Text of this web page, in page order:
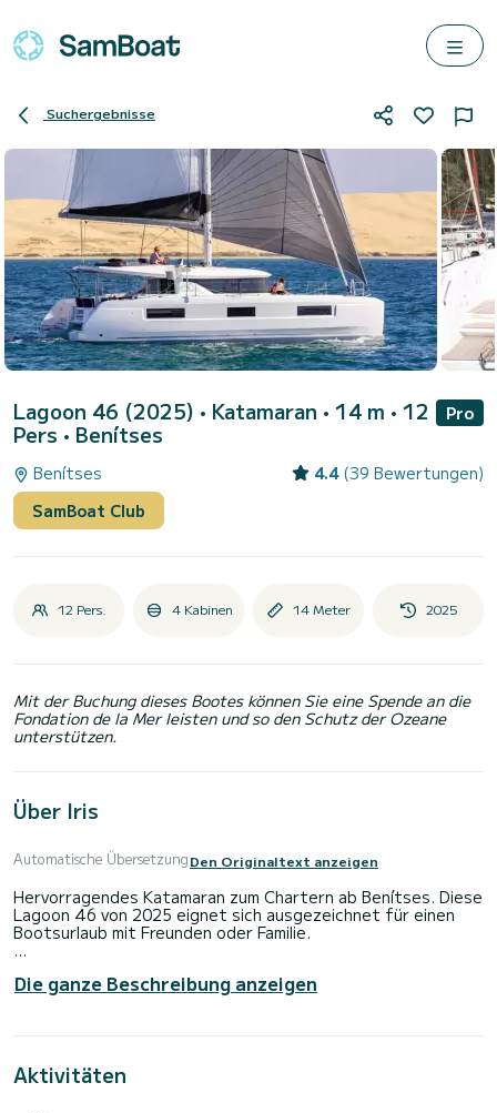
Suchergebnisse
Lagoon 46 (2025) • Katamaran • 14 m • 12
Pers • Benítses
Pro
Benítses 4.4 (39 Bewertungen)
SamBoat Club
12 Pers. 4 Kabinen 14 Meter 2025
Mit der Buchung dieses Bootes können Sie eine Spende an die
Fondation de la Mer leisten und so den Schutz der Ozeane
unterstützen.
Über Iris
Automatische ÜbersetzungDen Originaltext anzeigen
Hervorragendes Katamaran zum Chartern ab Benítses. Diese
Lagoon 46 von 2025 eignet sich ausgezeichnet für einen
Bootsurlaub mit Freunden oder Familie.
Mit seinen 4 Kabinen kann das Schiff bis zu 12 Personen für
einen Törn aufnehmen.
Dieses Lagoon 46 verfügt über 4 Toiletten mit Dusche.
Es ist unter anderem mit folgender Ausrüstung
Die ganze Beschreibung anzeigen
Aktivitäten